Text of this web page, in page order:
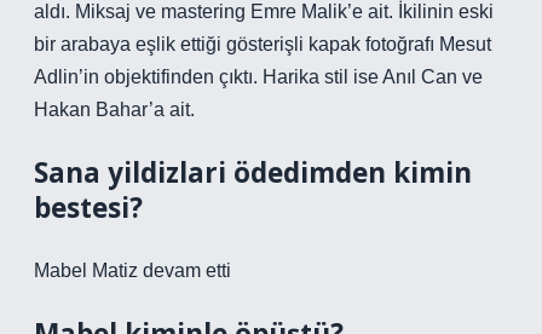
aldı. Miksaj ve mastering Emre Malik’e ait. İkilinin eski
bir arabaya eşlik ettiği gösterişli kapak fotoğrafı Mesut
Adlin’in objektifinden çıktı. Harika stil ise Anıl Can ve
Hakan Bahar’a ait.
Sana yildizlari ödedimden kimin
bestesi?
Mabel Matiz devam etti